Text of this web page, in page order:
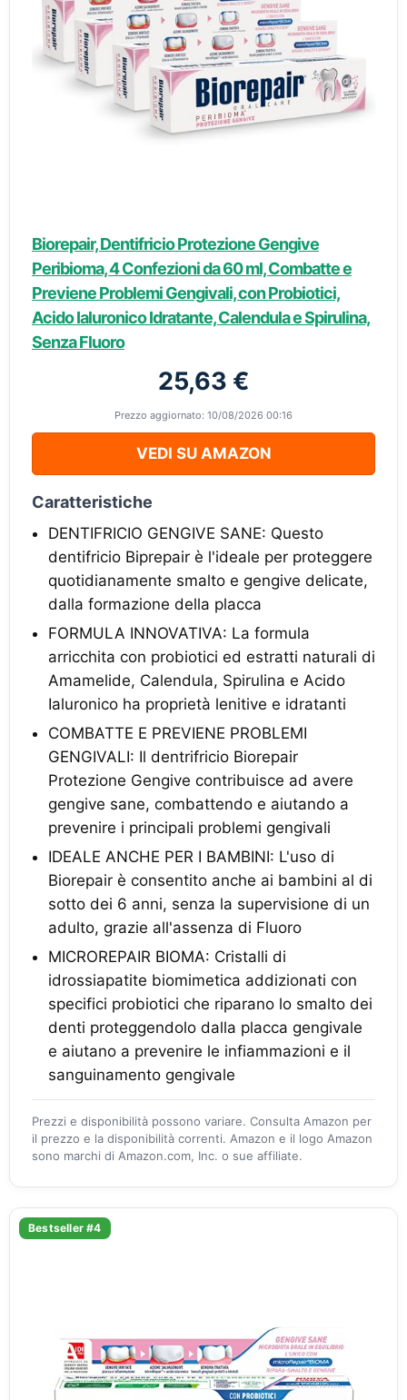
Biorepair, Dentifricio Protezione Gengive
Peribioma, 4 Confezioni da 60 ml, Combatte e
Previene Problemi Gengivali, con Probiotici,
Acido Ialuronico Idratante, Calendula e Spirulina,
Senza Fluoro
25,63 €
Prezzo aggiornato: 10/08/2026 00:16
VEDI SU AMAZON
Caratteristiche
DENTIFRICIO GENGIVE SANE: Questo
dentifricio Biprepair è l'ideale per proteggere
quotidianamente smalto e gengive delicate,
dalla formazione della placca
FORMULA INNOVATIVA: La formula
arricchita con probiotici ed estratti naturali di
Amamelide, Calendula, Spirulina e Acido
Ialuronico ha proprietà lenitive e idratanti
COMBATTE E PREVIENE PROBLEMI
GENGIVALI: Il dentrifricio Biorepair
Protezione Gengive contribuisce ad avere
gengive sane, combattendo e aiutando a
prevenire i principali problemi gengivali
IDEALE ANCHE PER I BAMBINI: L'uso di
Biorepair è consentito anche ai bambini al di
sotto dei 6 anni, senza la supervisione di un
adulto, grazie all'assenza di Fluoro
MICROREPAIR BIOMA: Cristalli di
idrossiapatite biomimetica addizionati con
specifici probiotici che riparano lo smalto dei
denti proteggendolo dalla placca gengivale
e aiutano a prevenire le infiammazioni e il
sanguinamento gengivale
Prezzi e disponibilità possono variare. Consulta Amazon per
il prezzo e la disponibilità correnti. Amazon e il logo Amazon
sono marchi di Amazon.com, Inc. o sue affiliate.
Bestseller #4